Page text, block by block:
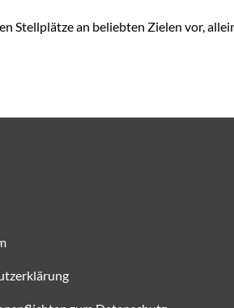
Stellplätze an beliebten Zielen vor,